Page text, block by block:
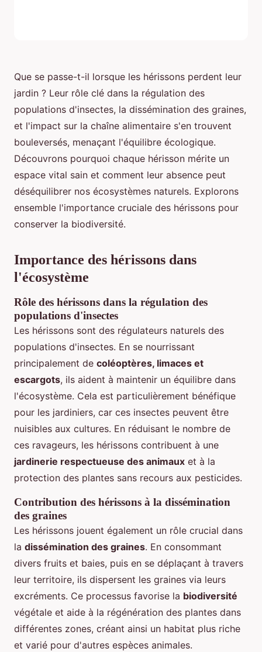
Que se passe-t-il lorsque les hérissons perdent leur
jardin ? Leur rôle clé dans la régulation des
populations d'insectes, la dissémination des graines,
et l'impact sur la chaîne alimentaire s'en trouvent
bouleversés, menaçant l'équilibre écologique.
Découvrons pourquoi chaque hérisson mérite un
espace vital sain et comment leur absence peut
déséquilibrer nos écosystèmes naturels. Explorons
ensemble l'importance cruciale des hérissons pour
conserver la biodiversité.
Importance des hérissons dans
l'écosystème
Rôle des hérissons dans la régulation des
populations d'insectes
Les hérissons sont des régulateurs naturels des
populations d'insectes. En se nourrissant
principalement de coléoptères, limaces et
escargots, ils aident à maintenir un équilibre dans
l'écosystème. Cela est particulièrement bénéfique
pour les jardiniers, car ces insectes peuvent être
nuisibles aux cultures. En réduisant le nombre de
ces ravageurs, les hérissons contribuent à une
jardinerie respectueuse des animaux et à la
protection des plantes sans recours aux pesticides.
Contribution des hérissons à la dissémination
des graines
Les hérissons jouent également un rôle crucial dans
la dissémination des graines. En consommant
divers fruits et baies, puis en se déplaçant à travers
leur territoire, ils dispersent les graines via leurs
excréments. Ce processus favorise la biodiversité
végétale et aide à la régénération des plantes dans
différentes zones, créant ainsi un habitat plus riche
et varié pour d'autres espèces animales.